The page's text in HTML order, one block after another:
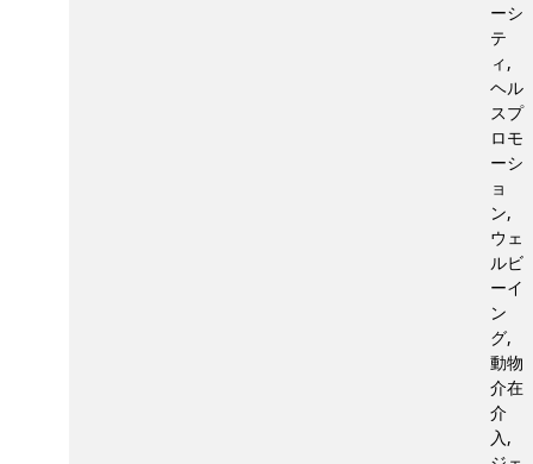
ーシ
テ
ィ,
ヘル
スプ
ロモ
ーシ
ョ
ン,
ウェ
ルビ
ーイ
ン
グ,
動物
介在
介
入,